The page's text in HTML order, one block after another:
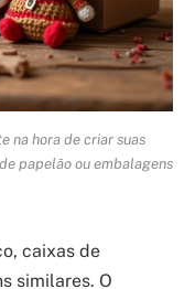
na hora de criar suas
papelão ou embalagens
caixas de
similares. O